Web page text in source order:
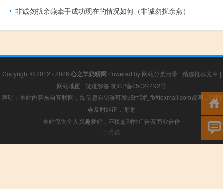
非诚勿扰余燕牵手成功现在的情况如何（非诚勿扰余燕）
Copyright © 2012 - 2026 心之羊奶粉网 Powered by 网站分类目录 | 精选推荐文章 |
网站地图 | 疑难解答 京ICP备05022492号
声明：本站内容来自互联网，如信息有错误可发邮件到f_fb#foxmail.com说明，我们
会及时纠正，谢谢
本站仅为个人兴趣爱好，不接盈利性广告及商业合作
小男孩